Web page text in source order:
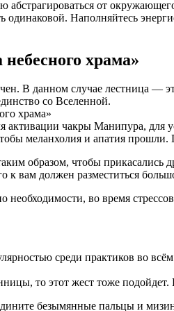
абстрагироваться от
Наполняйтесь
храма»
В данном случае лестница —
со Вселенной.
активации чакры Манипура, для
меланхолия и апатия
образом, чтобы прикасались
к вам должен разместиться
необходимости, во время
среди практиков во
то этот жест тоже
безымянные пальцы и